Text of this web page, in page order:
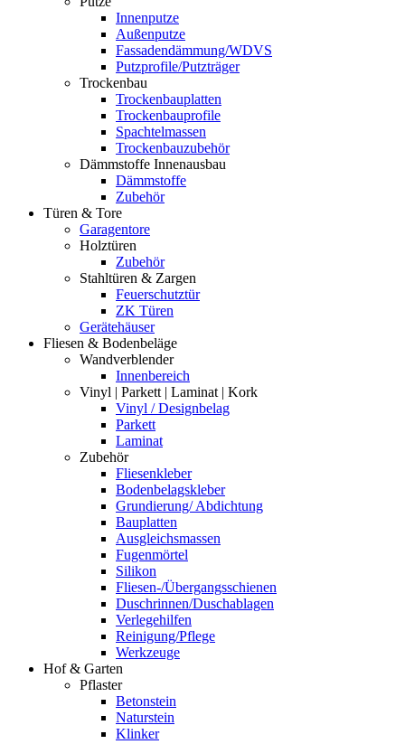
Innenputze
Außenputze
Fassadendämmung/WDVS
Putzprofile/Putzträger
Trockenbau
Trockenbauplatten
Trockenbauprofile
Spachtelmassen
Trockenbauzubehör
Dämmstoffe Innenausbau
Dämmstoffe
Zubehör
Türen & Tore
Garagentore
Holztüren
Zubehör
Stahltüren & Zargen
Feuerschutztür
ZK Türen
Gerätehäuser
Fliesen & Bodenbeläge
Wandverblender
Innenbereich
Vinyl | Parkett | Laminat | Kork
Vinyl / Designbelag
Parkett
Laminat
Zubehör
Fliesenkleber
Bodenbelagskleber
Grundierung/ Abdichtung
Bauplatten
Ausgleichsmassen
Fugenmörtel
Silikon
Fliesen-/Übergangsschienen
Duschrinnen/Duschablagen
Verlegehilfen
Reinigung/Pflege
Werkzeuge
Hof & Garten
Pflaster
Betonstein
Naturstein
Klinker